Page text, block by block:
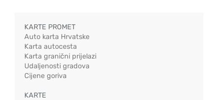
KARTE PROMET
Auto karta Hrvatske
Karta autocesta
Karta granični prijelazi
Udaljenosti gradova
Cijene goriva
KARTE